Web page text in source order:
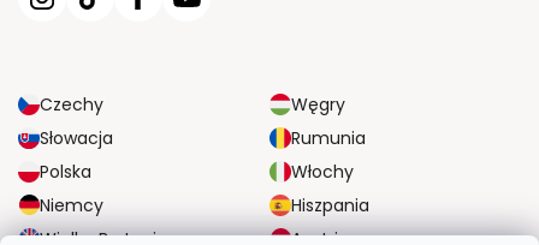
Czechy
Węgry
Słowacja
Rumunia
Polska
Włochy
Niemcy
Hiszpania
Wielka Brytania
Austria